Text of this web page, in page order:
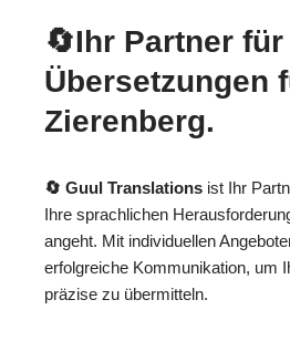
🔄Ihr Partner für
Übersetzungen
Zierenberg.
🔄 Guul Translations ist Ihr
Ihre sprachlichen
angeht. Mit individuellen
erfolgreiche Kommunikation, um
präzise zu übermitteln.